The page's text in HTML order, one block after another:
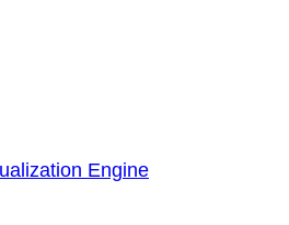
Engine